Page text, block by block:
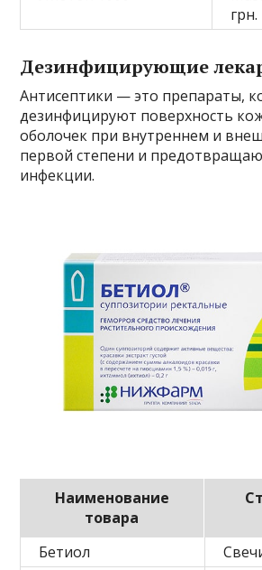
грн.
Дезинфицирующие
Антисептики — это препараты,
дезинфицируют поверхность
оболочек при внутреннем и
первой степени и
инфекции.
Наименование
товара
Бетиол